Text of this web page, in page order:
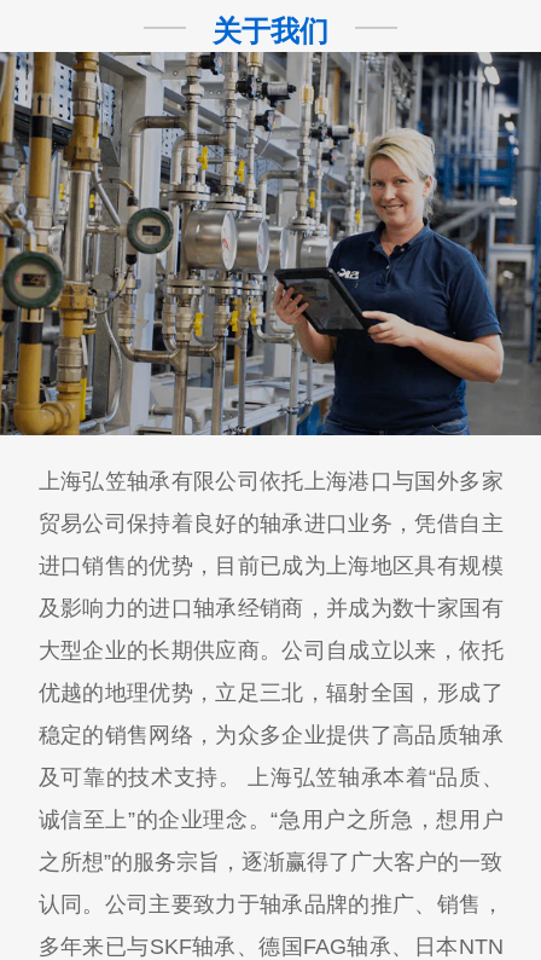
关于我们
上海弘笠轴承有限公司依托上海港口与国外多家
贸易公司保持着良好的轴承进口业务，凭借自主
进口销售的优势，目前已成为上海地区具有规模
及影响力的进口轴承经销商，并成为数十家国有
大型企业的长期供应商。公司自成立以来，依托
优越的地理优势，立足三北，辐射全国，形成了
稳定的销售网络，为众多企业提供了高品质轴承
及可靠的技术支持。 上海弘笠轴承本着“品质、
诚信至上”的企业理念。“急用户之所急，想用户
之所想”的服务宗旨，逐渐赢得了广大客户的一致
认同。公司主要致力于轴承品牌的推广、销售，
多年来已与SKF轴承、德国FAG轴承、日本NTN